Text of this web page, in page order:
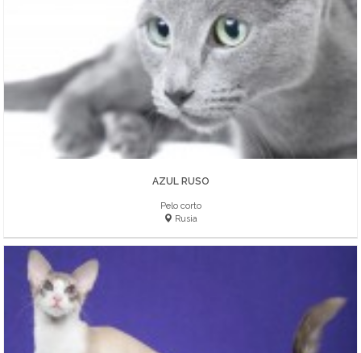
AZUL RUSO
Pelo corto
Rusia